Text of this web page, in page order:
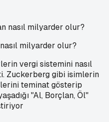
milyarder olur?
vergi sistemini nasıl
Zuckerberg gibi isimlerin
teminat gösterip
"Al, Borçlan, Öl"